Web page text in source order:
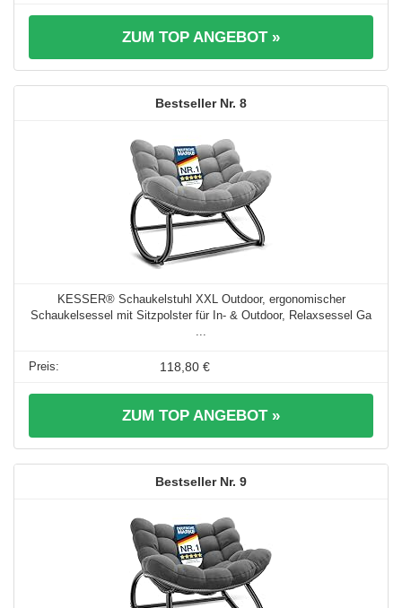
ZUM TOP ANGEBOT »
8
KESSER® Schaukelstuhl XXL Outdoor, ergonomischer
Schaukelsessel mit Sitzpolster für In- & Outdoor, Relaxsessel Ga
...
118,80 €
ZUM TOP ANGEBOT »
9